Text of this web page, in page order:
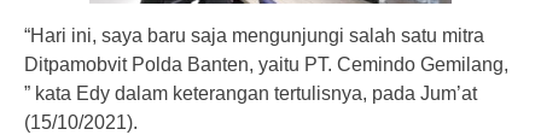
“Hari ini, saya baru saja mengunjungi salah satu mitra
Ditpamobvit Polda Banten, yaitu PT. Cemindo Gemilang,
” kata Edy dalam keterangan tertulisnya, pada Jum’at
(15/10/2021).